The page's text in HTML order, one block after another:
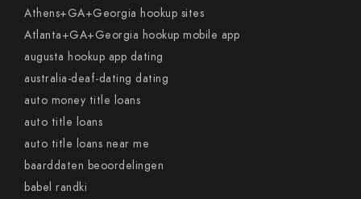
Athens+GA+Georgia hookup sites
Atlanta+GA+Georgia hookup mobile app
augusta hookup app dating
australia-deaf-dating dating
auto money title loans
auto title loans
auto title loans near me
baarddaten beoordelingen
babel randki